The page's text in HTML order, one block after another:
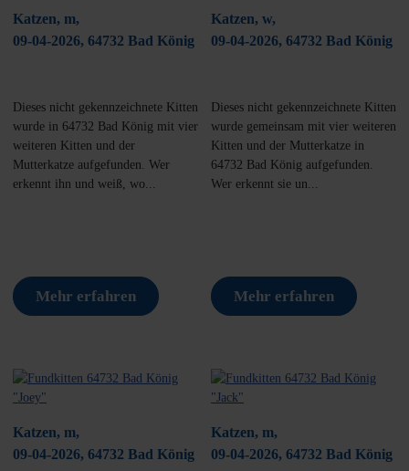
Katzen, m,
09-04-2026, 64732 Bad König
Dieses nicht gekennzeichnete Kitten
wurde in 64732 Bad König mit vier
weiteren Kitten und der
Mutterkatze aufgefunden. Wer
erkennt ihn und weiß, wo...
Mehr erfahren
Katzen, w,
09-04-2026, 64732 Bad König
Dieses nicht gekennzeichnete Kitten
wurde gemeinsam mit vier weiteren
Kitten und der Mutterkatze in
64732 Bad König aufgefunden.
Wer erkennt sie un...
Mehr erfahren
Katzen, m,
09-04-2026, 64732 Bad König
Katzen, m,
09-04-2026, 64732 Bad König